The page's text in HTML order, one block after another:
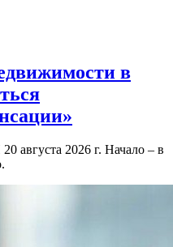
в
августа 2026 г. Начало – в